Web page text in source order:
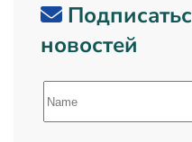
новостей